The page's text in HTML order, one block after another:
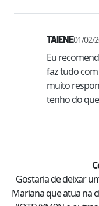
TAIENE01/02/
Eu
faz tudo
muito
tenho do
Gostaria de deixar
Marianaque atua na